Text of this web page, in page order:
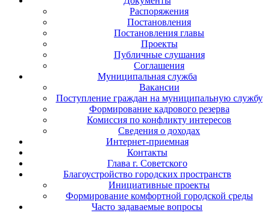
Распоряжения
Постановления
Постановления главы
Проекты
Публичные слушания
Соглашения
Муниципальная служба
Вакансии
Поступление граждан на муниципальную службу
Формирование кадрового резерва
Комиссия по конфликту интересов
Сведения о доходах
Интернет-приемная
Контакты
Глава г. Советского
Благоустройство городских пространств
Инициативные проекты
Формирование комфортной городской среды
Часто задаваемые вопросы